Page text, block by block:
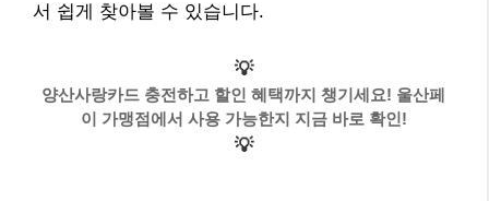
서 쉽게 찾아볼 수 있습니다.
💡
양산사랑카드 충전하고 할인 혜택까지 챙기세요! 울산페
이 가맹점에서 사용 가능한지 지금 바로 확인!
💡